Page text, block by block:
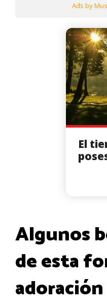
Ads by
El
Algunos
de esta
adoración